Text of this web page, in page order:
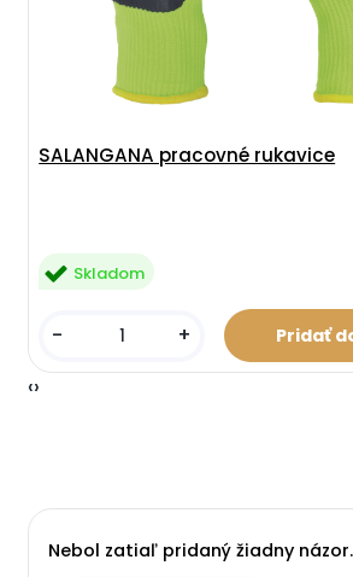
SALANGANA pracovné rukavice
Skladom
- +
‹›
Nebol zatiaľ pridaný žiadny